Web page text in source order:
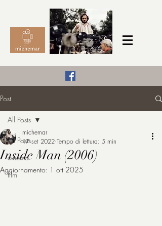
michemar
Post
All Posts
cinema
film
All Posts
Inside Man (2006)
michemar
17 set 2022 Tempo di lettura: 5 min
Aggiornamento: 1 ott 2025